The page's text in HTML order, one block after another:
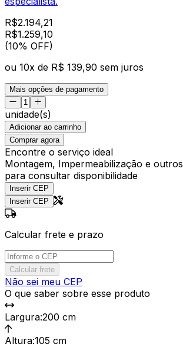
R$2.194,21
R$1.259,10
(10% OFF)
ou 10x de R$ 139,90 sem juros
Mais opções de pagamento
unidade(s)
Adicionar ao carrinho
Comprar agora
Encontre o serviço ideal
Montagem, Impermeabilização e outros
para consultar disponibilidade
Inserir CEP
Inserir CEP
Calcular frete e prazo
Calcular frete
Não sei meu CEP
O que saber sobre esse produto
Largura:200 cm
Altura:105 cm